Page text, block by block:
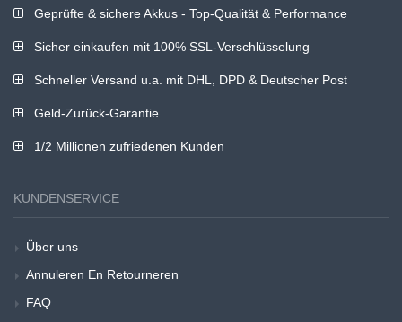
Geprüfte & sichere Akkus - Top-Qualität & Performance
Sicher einkaufen mit 100% SSL-Verschlüsselung
Schneller Versand u.a. mit DHL, DPD & Deutscher Post
Geld-Zurück-Garantie
1/2 Millionen zufriedenen Kunden
KUNDENSERVICE
Über uns
Annuleren En Retourneren
FAQ